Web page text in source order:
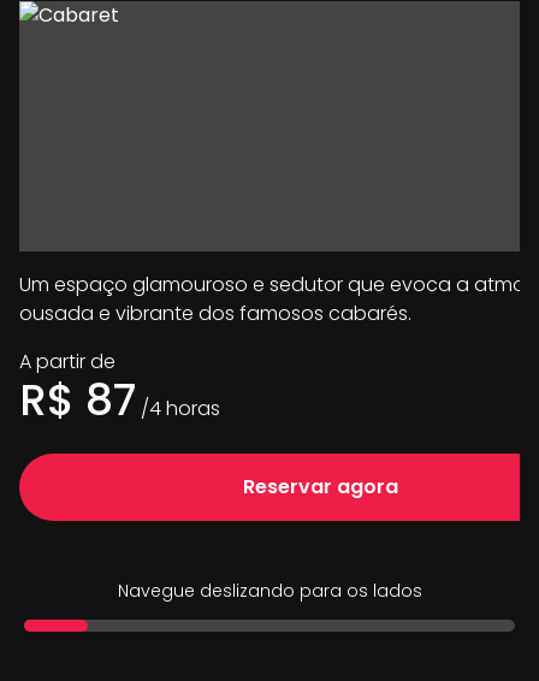
Um espaço glamouroso e sedutor que evoca a
ousada e vibrante dos famosos cabarés.
A partir de
R$ 87 /4horas
Reservar agora
Navegue deslizando para os lados